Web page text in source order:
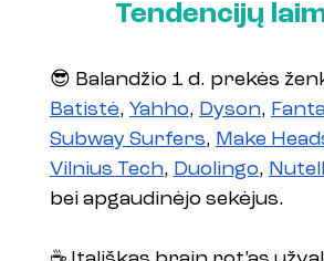
Tendencijų
😎 Balandžio 1 d. prekės
Batistė, Yahho, Dyson,
Subway Surfers, Make
Vilnius Tech, Duolingo,
bei apgaudinėjo sekėjus.